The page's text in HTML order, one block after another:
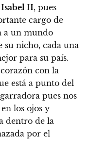
II, pues
cargo de
a un mundo
su nicho, cada una
para su país.
con la
está a punto del
pues nos
los ojos y
dentro de la
por el